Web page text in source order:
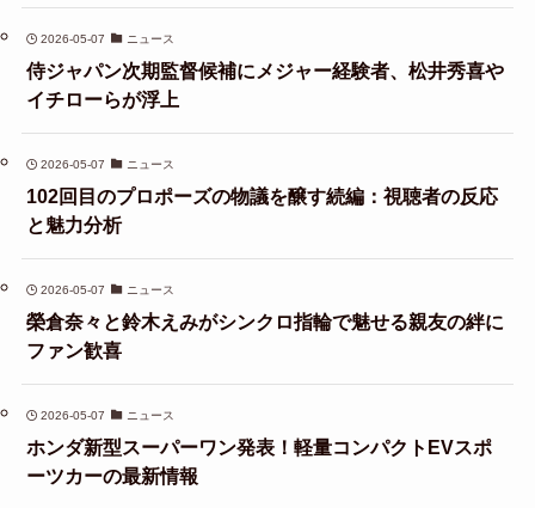
2026-05-07 ニュース
侍ジャパン次期監督候補にメジャー経験者、松井秀喜や
イチローらが浮上
2026-05-07 ニュース
102回目のプロポーズの物議を醸す続編：視聴者の反応
と魅力分析
2026-05-07 ニュース
榮倉奈々と鈴木えみがシンクロ指輪で魅せる親友の絆に
ファン歓喜
2026-05-07 ニュース
ホンダ新型スーパーワン発表！軽量コンパクトEVスポ
ーツカーの最新情報